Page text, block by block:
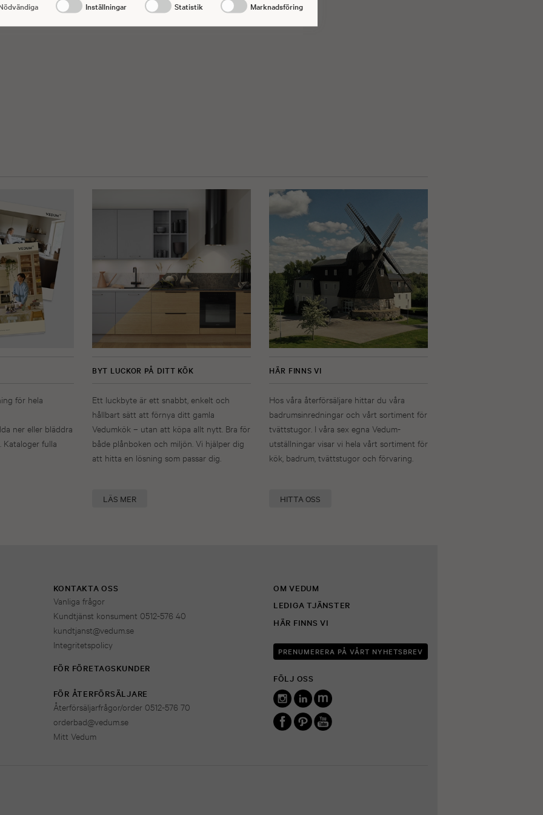
Inställningar Statistik Marknadsföring
oss
för hela
ner eller bläddra
Kataloger fulla
BYT LUCKOR PÅ DITT KÖK
Ett luckbyte är ett snabbt, enkelt och
hållbart sätt att förnya ditt gamla
Vedumkök – utan att köpa allt nytt. Bra för
både plånboken och miljön. Vi hjälper dig
att hitta en lösning som passar dig.
LÄS MER
HÄR FINNS VI
Hos våra återförsäljare hittar du våra
badrumsinredningar och vårt sortiment för
tvättstugor. I våra sex egna Vedum-
utställningar visar vi hela vårt sortiment för
kök, badrum, tvättstugor och förvaring.
HITTA OSS
KONTAKTA OSS
Vanliga frågor
Kundtjänst konsument 0512-576 40
kundtjanst@vedum.se
Integritetspolicy
FÖR FÖRETAGSKUNDER
FÖR ÅTERFÖRSÄLJARE
Återförsäljarfrågor/order 0512-576 70
orderbad@vedum.se
Mitt Vedum
OM VEDUM
LEDIGA TJÄNSTER
HÄR FINNS VI
PRENUMERERA PÅ VÅRT NYHETSBREV
FÖLJ OSS